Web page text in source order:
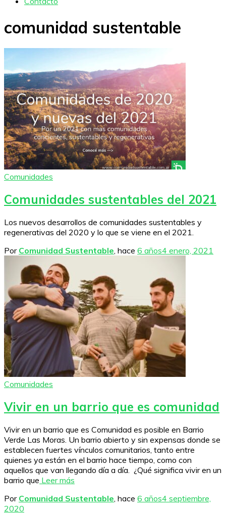
comunidad sustentable
Comunidades
Comunidades sustentables del 2021
Los nuevos desarrollos de comunidades sustentables y
regenerativas del 2020 y lo que se viene en el 2021.
Por Comunidad Sustentable, hace 6 años4 enero, 2021
Comunidades
Vivir en un barrio que es comunidad
Vivir en un barrio que es Comunidad es posible en Barrio
Verde Las Moras. Un barrio abierto y sin expensas donde se
establecen fuertes vínculos comunitarios, tanto entre
quienes ya están en el barrio hace tiempo, como con
aquellos que van llegando día a día. ¿Qué significa vivir en un
barrio que Leer más
Por Comunidad Sustentable , hace 6 años4 septiembre,
2020